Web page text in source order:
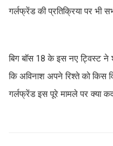
गर्लफ्रेंड की प्रतिक्रिया पर भी
बिग बॉस 18 के इस नए ट्विस्ट ने
कि अविनाश अपने रिश्ते को किस
गर्लफ्रेंड इस पूरे मामले पर क्या